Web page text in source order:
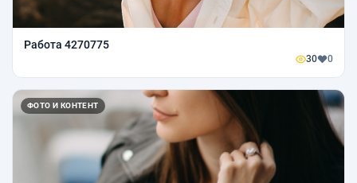
Работа 4270775
30 0
ФОТО И КОНТЕНТ